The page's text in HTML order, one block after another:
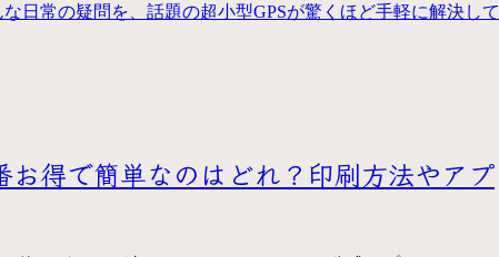
日常の疑問を、話題の超小型GPSが驚くほど手軽に解決して
得で簡単なのはどれ？印刷方法やアプ